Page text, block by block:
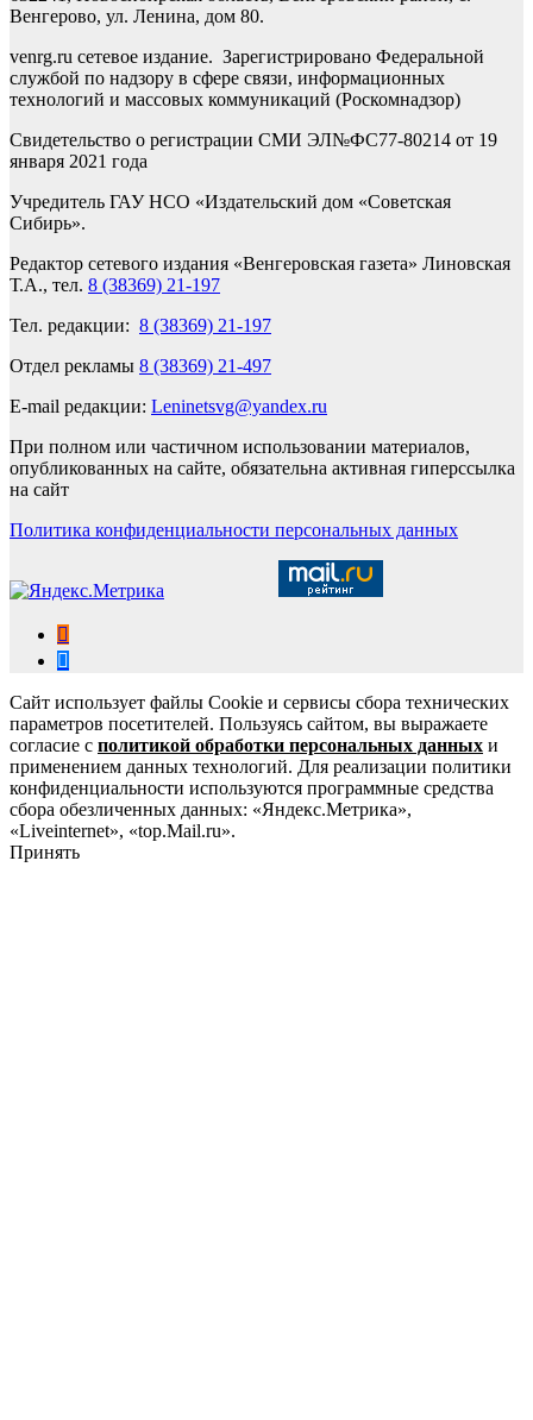
Венгерово, ул. Ленина, дом 80.
venrg.ru сетевое издание. Зарегистрировано Федеральной
службой по надзору в сфере связи, информационных
технологий и массовых коммуникаций (Роскомнадзор)
Свидетельство о регистрации СМИ ЭЛ№ФС77-80214 от 19
января 2021 года
Учредитель ГАУ НСО «Издательский дом «Советская
Сибирь».
Редактор сетевого издания «Венгеровская газета» Линовская
Т.А., тел. 8 (38369) 21-197
Тел. редакции: 8 (38369) 21-197
Отдел рекламы 8 (38369) 21-497
E-mail редакции: Leninetsvg@yandex.ru
При полном или частичном использовании материалов,
опубликованных на сайте, обязательна активная гиперссылка
на сайт
Политика конфиденциальности персональных данных
Сайт использует файлы Cookie и сервисы сбора технических
параметров посетителей. Пользуясь сайтом, вы выражаете
согласие с политикой обработки персональных данных и
применением данных технологий. Для реализации политики
конфиденциальности используются программные средства
сбора обезличенных данных: «Яндекс.Метрика»,
«Liveinternet», «top.Mail.ru».
Принять